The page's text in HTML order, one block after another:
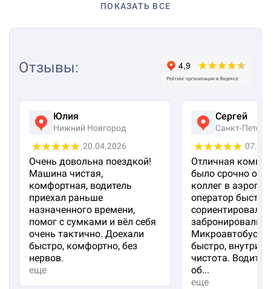
ПОКАЗАТЬ ВСЕ
Отзывы:
Юлия
Нижний Новгород
20.04.2026
Очень довольна поездкой!
Машина чистая,
комфортная, водитель
приехал раньше
назначенного времени,
помог с сумками и вёл себя
очень тактично. Доехали
быстро, комфортно, без
нервов.
еще
Сергей
Санкт-
Отличная
было срочно
коллег в
оператор быстро
сориентировал и
забронировали
Микроавтобус
быстро, внутри
чистота.
об...
еще